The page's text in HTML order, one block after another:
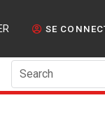
SE
Search